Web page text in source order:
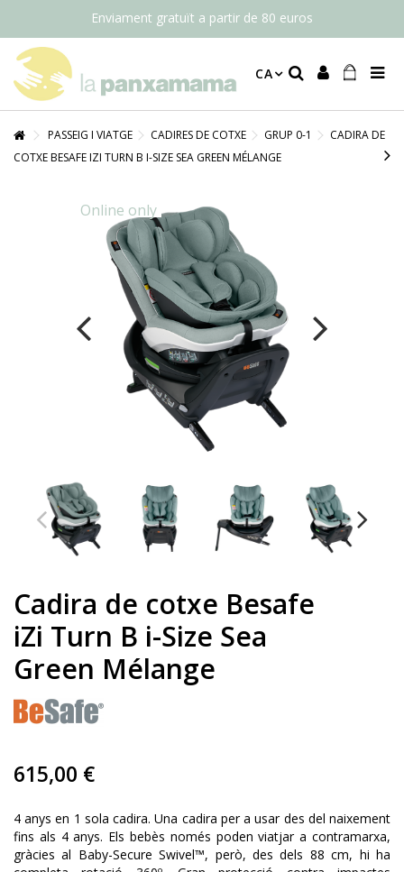
Enviament gratuït a partir de 80 euros
CA
PASSEIG I VIATGE CADIRES DE COTXE GRUP 0-1
CADIRA DE
COTXE BESAFE IZI TURN B I-SIZE SEA GREEN MÉLANGE
Online only
Cadira de cotxe Besafe
iZi Turn B i-Size Sea
Green Mélange
615,00 €
4 anys en 1 sola cadira. Una cadira per a usar des del naixement
fins als 4 anys. Els bebès només poden viatjar a contramarxa,
gràcies al Baby-Secure Swivel™, però, des dels 88 cm, hi ha